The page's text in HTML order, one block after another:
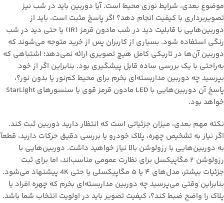
موضوع بعدی، شرایط نوری محیط است. آیا دوربین باید در شب نیز
تصویربرداری با کیفیت انجام دهد؟ اگر پاسخ مثبت است، باید از
دوربین‌هایی با قابلیت دید در شب مادون قرمز (IR) یا حتی دید در شب
رنگی استفاده شود. بسیاری از کاربران پس از خرید متوجه می‌شوند که
دوربین آن‌ها در تاریکی کامل هیچ تصویری ارائه نمی‌دهد؛ اشتباهی که
به‌راحتی با یک بررسی ساده قابل پیشگیری بود. بنابراین اگر از خود
بپرسید چه دوربین مداربسته‌ای بخرم برای محیط کم‌نور یا بدون نور؟،
پاسخ آن دوربین‌هایی با LED مادون قرمز قوی یا سنسورهای StarLight
خواهد بود.
نکته مهم بعدی، میزان جزئیاتی است که انتظار دارید دوربین ثبت کند.
اگر نیاز به تشخیص چهره، پلاک خودرو یا بررسی دقیق حرکات دارید، قطعاً
به دوربین‌هایی با رزولوشن بالا نیاز خواهید داشت. دوربین‌هایی با
رزولوشن ۲ مگاپیکسل برای نظارت عمومی مناسب‌اند، اما برای ثبت
جزئیات بیشتر، مدل‌های ۴ یا ۵ مگاپیکسلی یا حتی 4K پیشنهاد می‌شود.
بنابراین وقتی می‌پرسید چه دوربین مداربسته‌ای بخرم که چهره افراد یا
پلاک را واضح ضبط کند؟، کیفیت تصویر باید در اولویت انتخاب شما باشد.